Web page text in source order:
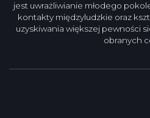
jest uwrażliwianie młodego
kontakty międzyludzkie oraz
uzyskiwania większej pewności
obranych